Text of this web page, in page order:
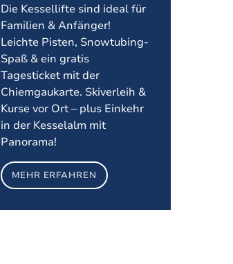
Die Kessellifte sind ideal für
Familien & Anfänger!
Leichte Pisten, Snowtubing-
Spaß & ein gratis
Tagesticket mit der
Chiemgaukarte. Skiverleih &
Kurse vor Ort – plus Einkehr
in der Kesselalm mit
Panorama!
MEHR ERFAHREN